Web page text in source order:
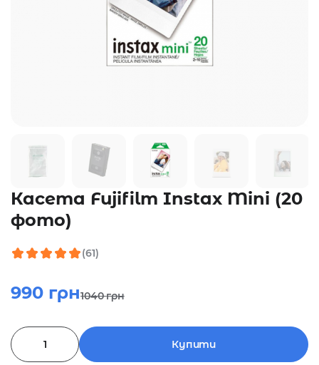
Касета Fujifilm Instax Mini (20
фото)
(61)
1040грн
990 грн
Купити